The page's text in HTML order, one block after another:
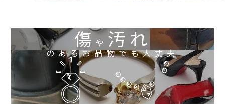
傷や 汚れ
のあるお品物でも大丈夫